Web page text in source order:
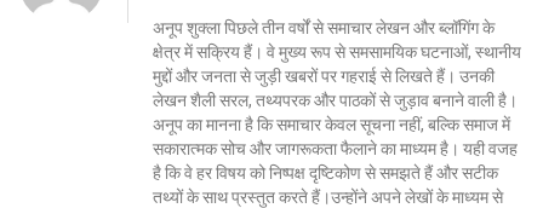
अनूप शुक्ला पिछले तीन वर्षों से समाचार लेखन और ब्लॉगिंग के
क्षेत्र में सक्रिय हैं। वे मुख्य रूप से समसामयिक घटनाओं, स्थानीय
मुद्दों और जनता से जुड़ी खबरों पर गहराई से लिखते हैं। उनकी
लेखन शैली सरल, तथ्यपरक और पाठकों से जुड़ाव बनाने वाली है।
अनूप का मानना है कि समाचार केवल सूचना नहीं, बल्कि समाज में
सकारात्मक सोच और जागरूकता फैलाने का माध्यम है। यही वजह
है कि वे हर विषय को निष्पक्ष दृष्टिकोण से समझते हैं और सटीक
तथ्यों के साथ प्रस्तुत करते हैं।उन्होंने अपने लेखों के माध्यम से